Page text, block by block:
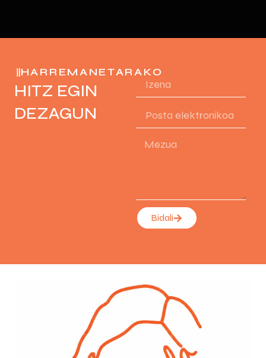
HARREMANETARAKO
HITZ EGIN
DEZAGUN
Bidali